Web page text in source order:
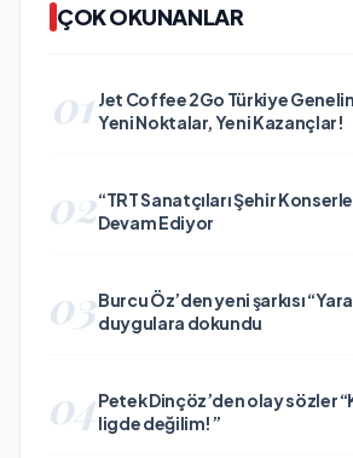
ÇOK OKUNANLAR
01 Jet Coffee 2Go Türkiye
Yeni Noktalar, Yeni Kazançlar!
02“TRT Sanatçıları Şehir
Devam Ediyor
03Burcu Öz’den yeni şarkısı
duygulara dokundu
04Petek Dinçöz’den olay sözler
ligde değilim!”